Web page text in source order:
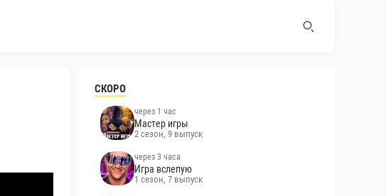
СКОРО
через 1 час
Мастер игры
2 сезон, 9 выпуск
через 3 часа
Игра вслепую
1 сезон, 7 выпуск